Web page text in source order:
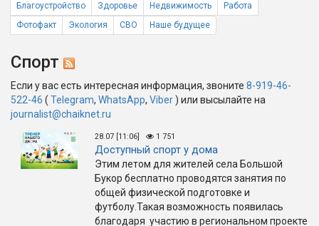
Благоустройство
Здоровье Недвижимость
Работа
Фотофакт
Экология СВО Наше будущее
Спорт
Если у вас есть интересная информация, звоните 8-919-46-
522-46 ( Telegram, WhatsApp, Viber) или высылайте на
journalist@chaiknet.ru
28.07 [11:06] 1 751
Доступный спорт у дома
Этим летом для жителей села Большой
Букор бесплатно проводятся занятия по
общей физической подготовке и
футболу.Такая возможность появилась
благодаря участию в региональном проекте